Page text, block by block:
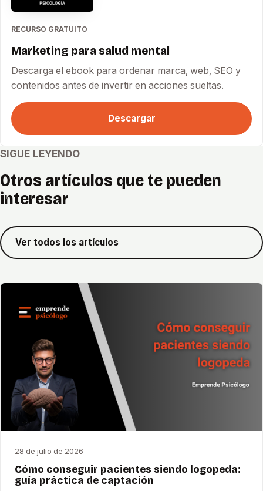
RECURSO GRATUITO
Marketing para salud mental
Descarga el ebook para ordenar marca, web, SEO y
contenidos antes de invertir en acciones sueltas.
Descargar
SIGUE LEYENDO
Otros artículos que te pueden
interesar
Ver todos los artículos
28 de julio de 2026
Cómo conseguir pacientes siendo logopeda:
guía práctica de captación